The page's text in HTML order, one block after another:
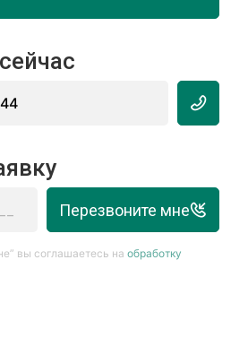
Перезвоните мне
вы соглашаетесь наобработку